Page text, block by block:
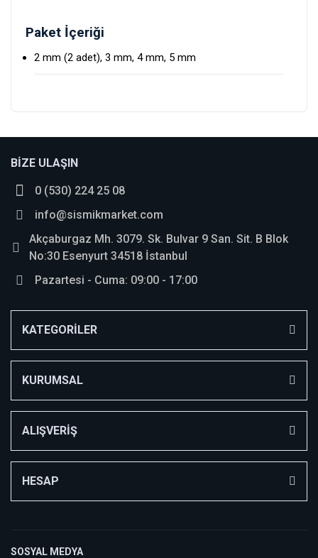
Paket İçeriği
2 mm (2 adet), 3 mm, 4 mm, 5 mm
BİZE ULAŞIN
0 (530) 224 25 08
info@sismikmarket.com
Akçaburgaz Mh. 3079. Sk. Bulvar 9 San. Sit. B Blok
No:30 Esenyurt 34518 İstanbul
Pazartesi - Cuma: 09:00 - 17:00
KATEGORİLER
KURUMSAL
ALIŞVERİŞ
HESAP
SOSYAL MEDYA